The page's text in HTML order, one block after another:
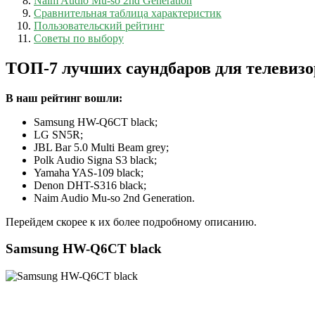
Сравнительная таблица характеристик
Пользовательский рейтинг
Советы по выбору
ТОП-7 лучших саундбаров для
В наш рейтинг вошли:
Samsung HW-Q6CT black;
LG SN5R;
JBL Bar 5.0 Multi Beam grеy;
Polk Audio Signa S3 black;
Yamaha YAS-109 black;
Denon DHT-S316 black;
Naim Audio Mu-so 2nd Generation.
Перейдем скорее к их более подробному описанию.
Samsung HW-Q6CT black